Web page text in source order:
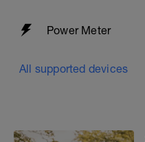
Power Meter
All supported devices